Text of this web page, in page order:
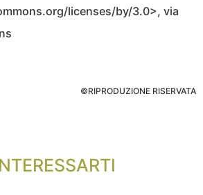
licenses/by/3.0>, via
©RIPRODUZIONE RISERVATA